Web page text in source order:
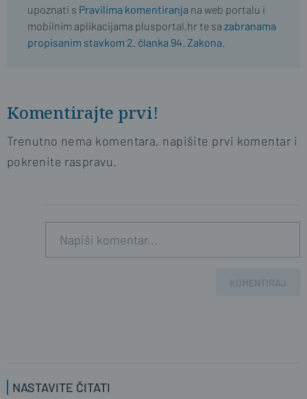
upoznati s Pravilima komentiranja na web portalu i
mobilnim aplikacijama plusportal.hr te sa zabranama
propisanim stavkom 2. članka 94. Zakona.
Komentirajte prvi!
Trenutno nema komentara, napišite prvi komentar i
pokrenite raspravu.
KOMENTIRAJ
NASTAVITE ČITATI